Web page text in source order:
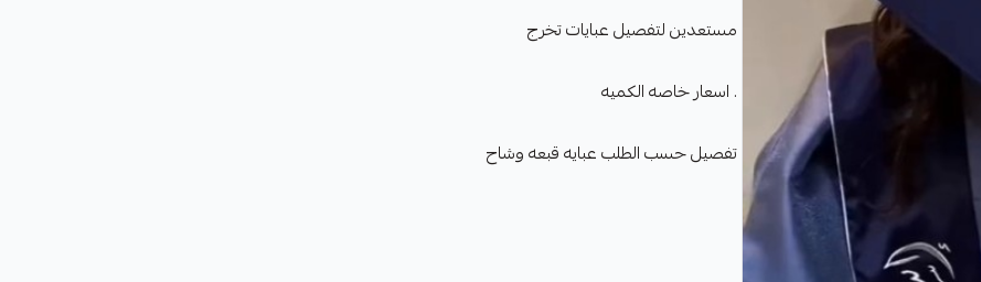
مستعدين لتفصيل عبايات تخرج
. اسعار خاصه الكميه
تفصيل حسب الطلب عبايه قبعه وشاح